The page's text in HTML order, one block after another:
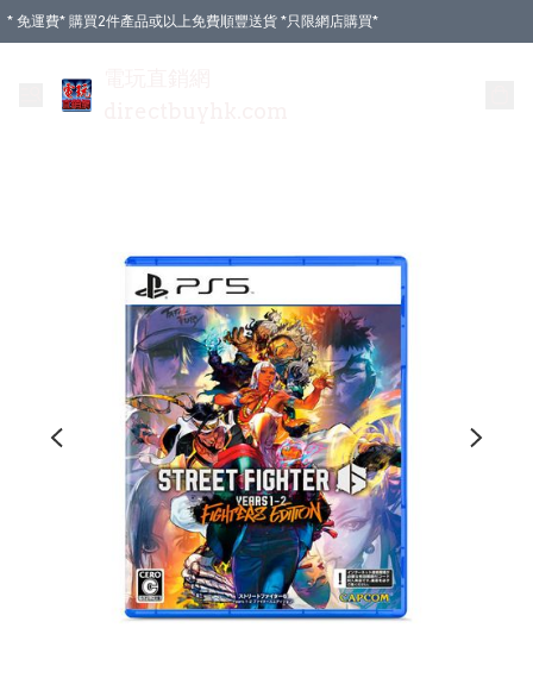
* 免運費* 購買2件產品或以上免費順豐送貨 *只限網店購買*